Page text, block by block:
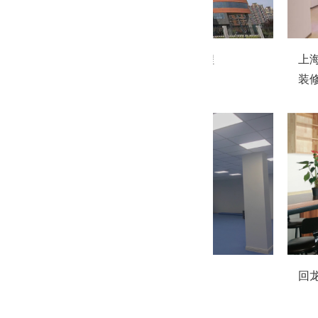
乐普医疗大厦装修工程
上
装
回